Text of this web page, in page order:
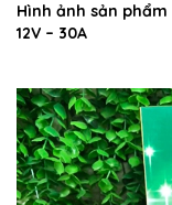
Hình ảnh sản phẩm
12V – 30A